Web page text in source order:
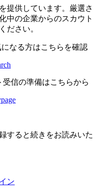
提供しています。厳選さ
中の企業からのスカウト
ださい。
なる方はこちらを確認
信の準備はこちらから
すると続きをお読みいた
ン